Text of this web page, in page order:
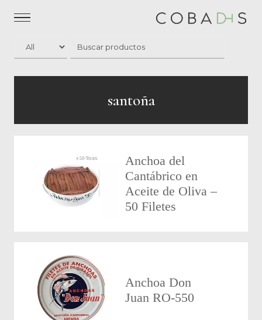
santoña
Anchoa del
Cantábrico en
Aceite de Oliva –
50 Filetes
Anchoa Don
Juan RO-550